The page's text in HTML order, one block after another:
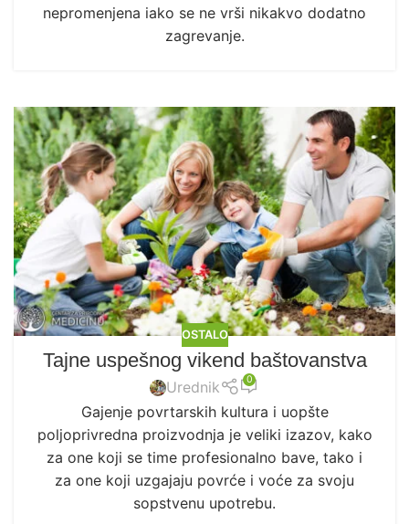
nepromenjena iako se ne vrši nikakvo dodatno
zagrevanje.
OSTALO
Tajne uspešnog vikend baštovanstva
Urednik 0
Gajenje povrtarskih kultura i uopšte
poljoprivredna proizvodnja je veliki izazov, kako
za one koji se time profesionalno bave, tako i
za one koji uzgajaju povrće i voće za svoju
sopstvenu upotrebu.